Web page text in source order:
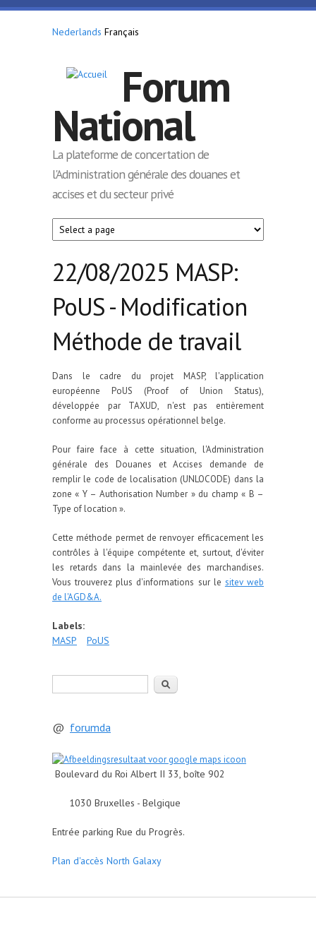
Aller au contenu principal
Nederlands Français
Forum
National
La plateforme de concertation de
l'Administration générale des douanes et
accises et du secteur privé
22/08/2025 MASP:
PoUS - Modification
Méthode de travail
Dans le cadre du projet MASP, l'application
européenne PoUS (Proof of Union Status),
développée par TAXUD, n'est pas entièrement
conforme au processus opérationnel belge.
Pour faire face à cette situation, l'Administration
générale des Douanes et Accises demande de
remplir le code de localisation (UNLOCODE) dans la
zone « Y – Authorisation Number » du champ « B –
Type of location ».
Cette méthode permet de renvoyer efficacement les
contrôles à l'équipe compétente et, surtout, d'éviter
les retards dans la mainlevée des marchandises.
Vous trouverez plus d'informations sur le sitev web
de l'AGD&A.
Labels:
MASP
PoUS
@ forumda
Boulevard du Roi Albert II 33, boîte 902
1030 Bruxelles - Belgique
Entrée parking Rue du Progrès.
Plan d'accès North Galaxy